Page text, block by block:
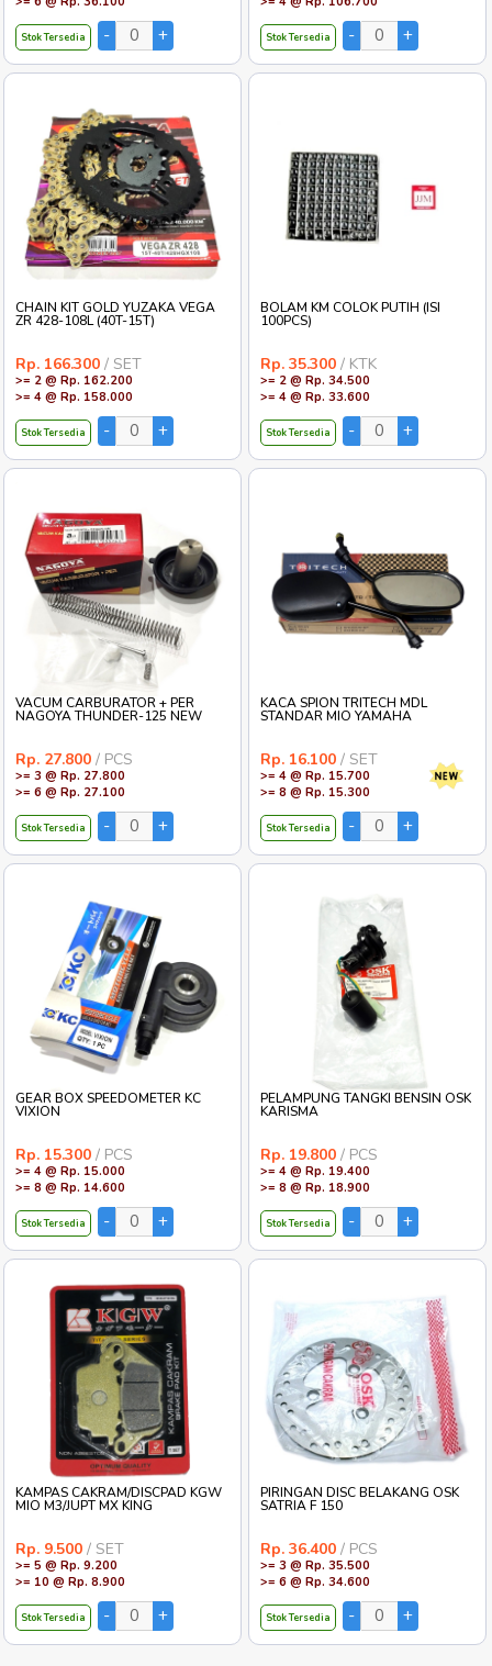
Stok Tersedia Stok Tersedia
CHAIN KIT GOLD YUZAKA VEGA
ZR 428-108L (40T-15T)
Rp. 166.300 / SET
>= 2 @ Rp. 162.200
>= 4 @ Rp. 158.000
Stok Tersedia
BOLAM KM COLOK PUTIH (ISI
100PCS)
Rp. 35.300 / KTK
>= 2 @ Rp. 34.500
>= 4 @ Rp. 33.600
Stok Tersedia
VACUM CARBURATOR + PER
NAGOYA THUNDER-125 NEW
Rp. 27.800 / PCS
>= 3 @ Rp. 27.800
>= 6 @ Rp. 27.100
Stok Tersedia
KACA SPION TRITECH MDL
STANDAR MIO YAMAHA
Rp. 16.100 / SET
>= 4 @ Rp. 15.700
>= 8 @ Rp. 15.300
Stok Tersedia
GEAR BOX SPEEDOMETER KC
VIXION
Rp. 15.300 / PCS
>= 4 @ Rp. 15.000
>= 8 @ Rp. 14.600
Stok Tersedia
PELAMPUNG TANGKI BENSIN OSK
KARISMA
Rp. 19.800 / PCS
>= 4 @ Rp. 19.400
>= 8 @ Rp. 18.900
Stok Tersedia
KAMPAS CAKRAM/DISCPAD KGW
MIO M3/JUPT MX KING
Rp. 9.500 / SET
>= 5 @ Rp. 9.200
>= 10 @ Rp. 8.900
Stok Tersedia
PIRINGAN DISC BELAKANG OSK
SATRIA F 150
Rp. 36.400 / PCS
>= 3 @ Rp. 35.500
>= 6 @ Rp. 34.600
Stok Tersedia